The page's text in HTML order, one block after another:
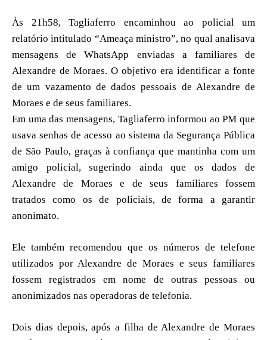
Às 21h58, Tagliaferro encaminhou ao policial um
relatório intitulado “Ameaça ministro”, no qual analisava
mensagens de WhatsApp enviadas a familiares de
Alexandre de Moraes. O objetivo era identificar a fonte
de um vazamento de dados pessoais de Alexandre de
Moraes e de seus familiares.
Em uma das mensagens, Tagliaferro informou ao PM que
usava senhas de acesso ao sistema da Segurança Pública
de São Paulo, graças à confiança que mantinha com um
amigo policial, sugerindo ainda que os dados de
Alexandre de Moraes e de seus familiares fossem
tratados como os de policiais, de forma a garantir
anonimato.
Ele também recomendou que os números de telefone
utilizados por Alexandre de Moraes e seus familiares
fossem registrados em nome de outras pessoas ou
anonimizados nas operadoras de telefonia.
Dois dias depois, após a filha de Alexandre de Moraes